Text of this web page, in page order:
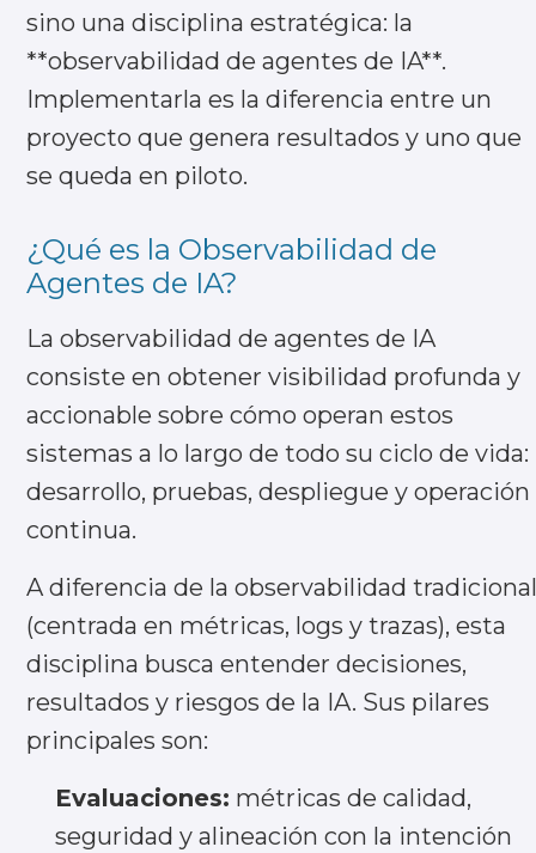
sino una disciplina estratégica: la
**observabilidad de agentes de IA**.
Implementarla es la diferencia entre un
proyecto que genera resultados y uno que
se queda en piloto.
¿Qué es la Observabilidad de
Agentes de IA?
La observabilidad de agentes de IA
consiste en obtener visibilidad profunda y
accionable sobre cómo operan estos
sistemas a lo largo de todo su ciclo de vida:
desarrollo, pruebas, despliegue y operación
continua.
A diferencia de la observabilidad tradicional
(centrada en métricas, logs y trazas), esta
disciplina busca entender decisiones,
resultados y riesgos de la IA. Sus pilares
principales son:
Evaluaciones: métricas de calidad,
seguridad y alineación con la intención